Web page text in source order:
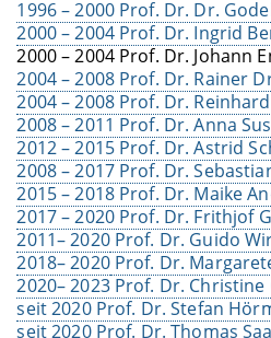
1996 – 2000 Prof. Dr. Dr.
2000 – 2004 Prof. Dr. Ingrid
2000 – 2004 Prof. Dr. Johann
2004 – 2008 Prof. Dr. Rainer
2004 – 2008 Prof. Dr.
2008 – 2011 Prof. Dr. Anna
2012 – 2015 Prof. Dr. Astrid
2008 – 2017 Prof. Dr.
2015 – 2018 Prof. Dr. Maike
2017 – 2020 Prof. Dr. Frithjof
2011– 2020Prof. Dr. Guido
2018– 2020Prof. Dr.
2020– 2023 Prof. Dr.
seit 2020 Prof. Dr. Stefan
seit 2020 Prof. Dr. Thomas